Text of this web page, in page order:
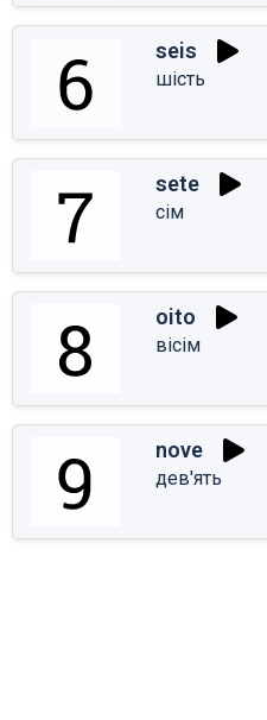
seis
шість
sete
сім
oito
вісім
nove
дев'ять